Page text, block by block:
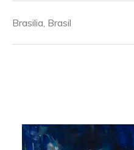
Brasilia, Brasil